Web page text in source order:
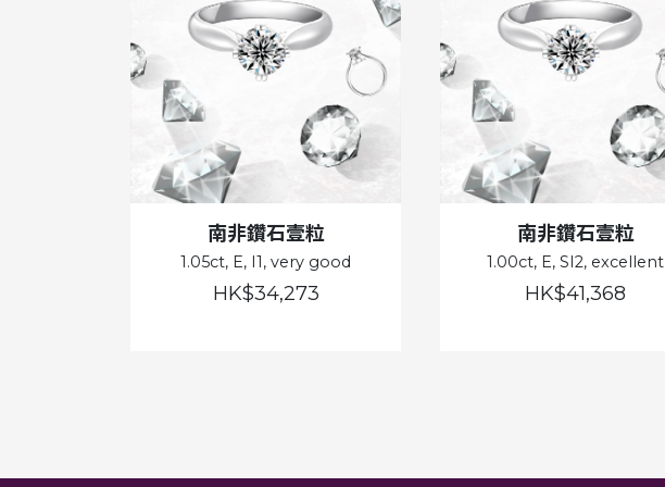
南非鑽石壹粒
1.05ct, E, I1, very good
HK$34,273
南非鑽石壹粒
1.00ct, E, SI2, excellent
HK$41,368